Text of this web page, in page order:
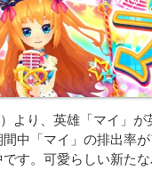
より、英雄「マイ」が
中「マイ」の排出率
す。可愛らしい新た